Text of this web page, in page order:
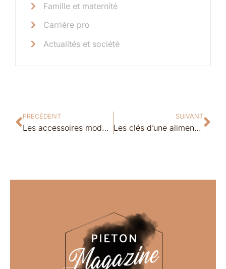
Famille et maternité
Carrière pro
Actualités et société
PRÉCÉDENT
Les accessoires mode femme à avoir absolument pour sublimer votre style
SUIVANT
Les clés d’une alimentation équilibrée pour les femmes